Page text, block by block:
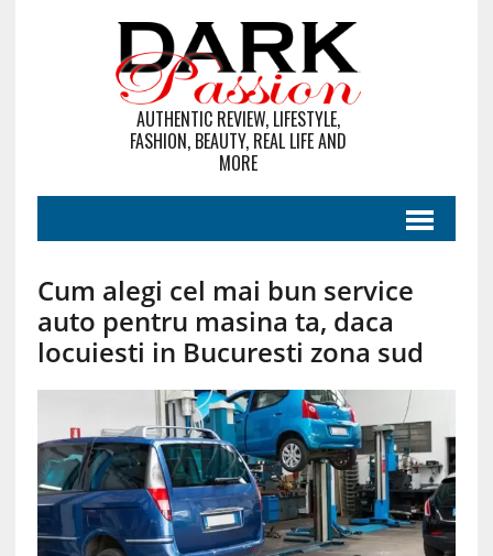
AUTHENTIC REVIEW, LIFESTYLE,
FASHION, BEAUTY, REAL LIFE AND
MORE
Cum alegi cel mai bun service
auto pentru masina ta, daca
locuiesti in Bucuresti zona sud